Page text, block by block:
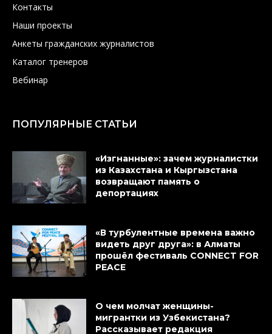
Контакты
Наши проекты
Анкеты гражданских журналистов
Каталог тренеров
Вебинар
ПОПУЛЯРНЫЕ СТАТЬИ
«Изгнанные»: зачем журналистки
из Казахстана и Кыргызстана
возвращают память о
депортациях
«В турбулентные времена важно
видеть друг друга»: в Алматы
прошёл фестиваль CONNECT FOR
PEACE
О чем молчат женщины-
мигрантки из Узбекистана?
Рассказывает редакция